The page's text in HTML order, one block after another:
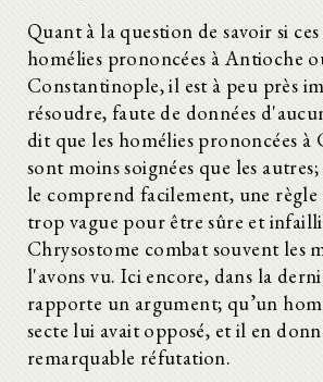
Quant à la question de savoir si
homélies prononcées à Antioche
Constantinople, il est à peu près
résoudre, faute de données
dit que les homélies prononcées à
sont moins soignées que les
le comprend facilement, une
trop vague pour être sûre et
Chrysostome combat souvent les
l'avons vu. Ici encore, dans la
rapporte un argument; qu’un
secte lui avait opposé, et il en
remarquable réfutation.